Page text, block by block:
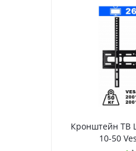
Кронштейн ТВ
10-50